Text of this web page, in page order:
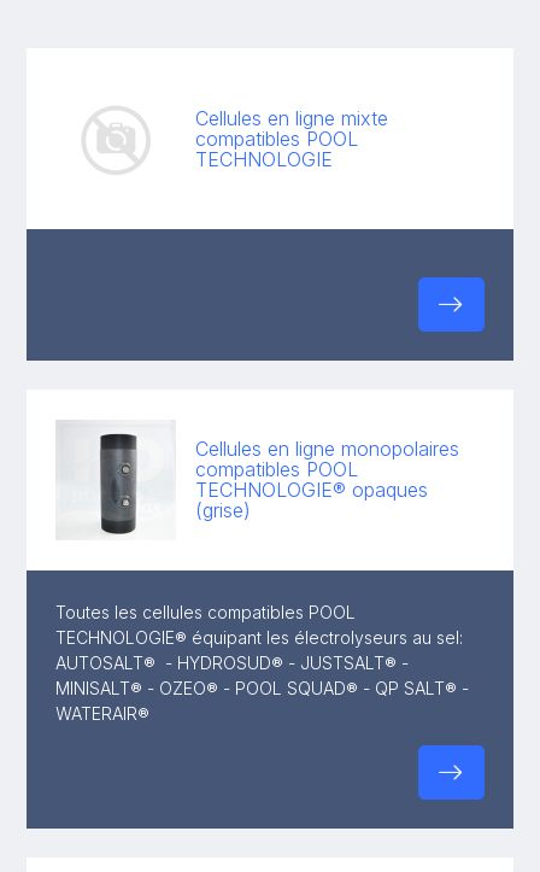
Cellules en ligne mixte
compatibles POOL
TECHNOLOGIE
Cellules en ligne monopolaires
compatibles POOL
TECHNOLOGIE® opaques
(grise)
Toutes les cellules compatibles POOL
TECHNOLOGIE® équipant les électrolyseurs au sel:
AUTOSALT® - HYDROSUD® - JUSTSALT® -
MINISALT® - OZEO® - POOL SQUAD® - QP SALT® -
WATERAIR®